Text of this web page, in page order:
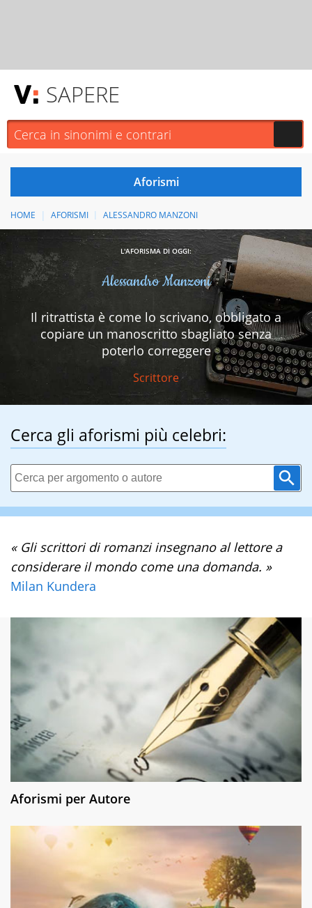
SAPERE
HOME AFORISMI ALESSANDRO MANZONI
L'AFORISMA DI OGGI:
Alessandro Manzoni
Il ritrattista è come lo scrivano, obbligato a
copiare un manoscritto sbagliato senza
poterlo correggere
Scrittore
Cerca gli aforismi più celebri:
« Gli scrittori di romanzi insegnano al lettore a
considerare il mondo come una domanda. »
Milan Kundera
Aforismi per Autore